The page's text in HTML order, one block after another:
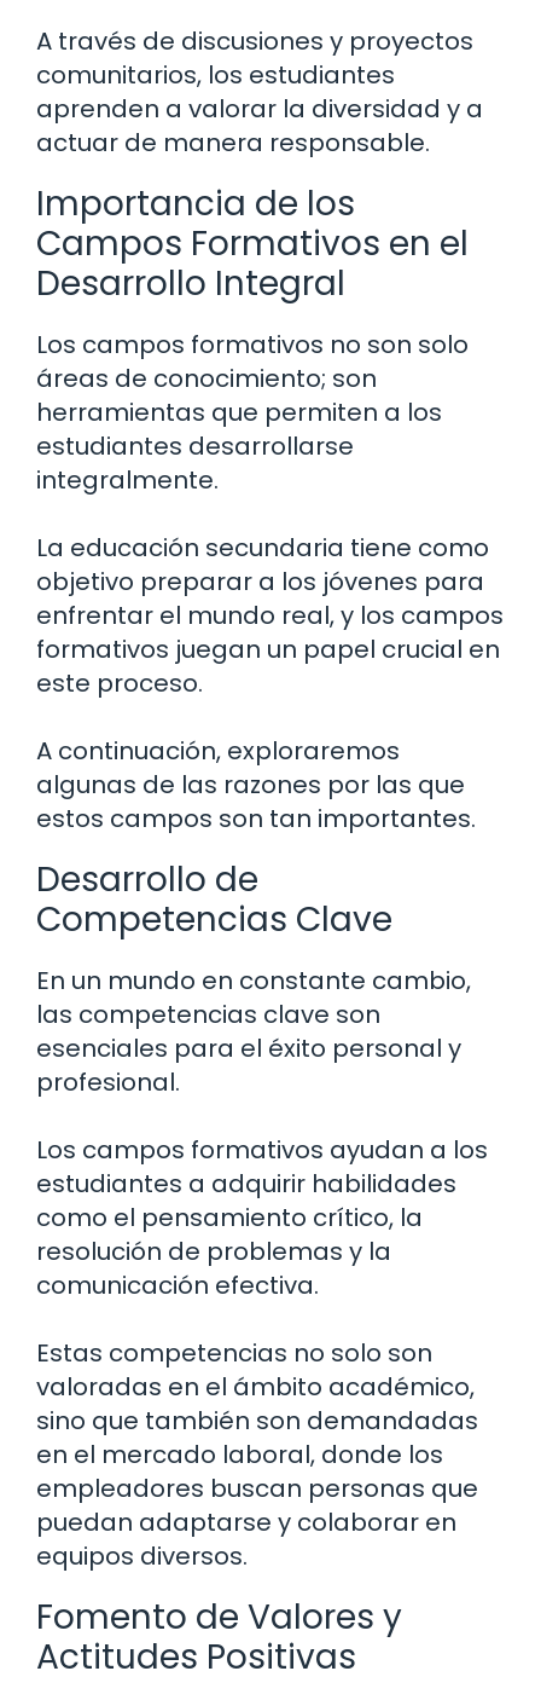
A través de discusiones y proyectos
comunitarios, los estudiantes
aprenden a valorar la diversidad y a
actuar de manera responsable.
Importancia de los
Campos Formativos en el
Desarrollo Integral
Los campos formativos no son solo
áreas de conocimiento; son
herramientas que permiten a los
estudiantes desarrollarse
integralmente.
La educación secundaria tiene como
objetivo preparar a los jóvenes para
enfrentar el mundo real, y los campos
formativos juegan un papel crucial en
este proceso.
A continuación, exploraremos
algunas de las razones por las que
estos campos son tan importantes.
Desarrollo de
Competencias Clave
En un mundo en constante cambio,
las competencias clave son
esenciales para el éxito personal y
profesional.
Los campos formativos ayudan a los
estudiantes a adquirir habilidades
como el pensamiento crítico, la
resolución de problemas y la
comunicación efectiva.
Estas competencias no solo son
valoradas en el ámbito académico,
sino que también son demandadas
en el mercado laboral, donde los
empleadores buscan personas que
puedan adaptarse y colaborar en
equipos diversos.
Fomento de Valores y
Actitudes Positivas